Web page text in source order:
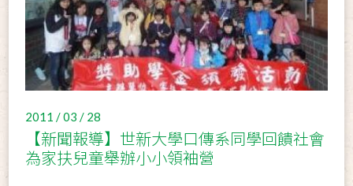
2011 / 03 / 28
【新聞報導】世新大學口傳系同學回饋社會
為家扶兒童舉辦小小領袖營